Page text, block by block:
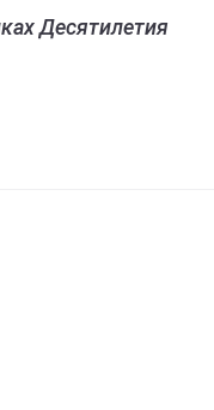
Десятилетия